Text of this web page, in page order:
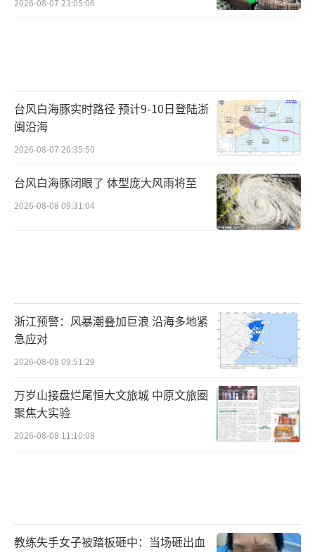
台风白海豚实时路径 预计9-10日登陆浙
闽沿海
2026-08-07 20:35:50
台风白海豚闭眼了 体型庞大风雨将至
2026-08-08 09:31:04
浙江预警：风暴潮叠加巨浪 沿海多地紧
急应对
2026-08-08 09:51:29
万岁山接盘烂尾恒大文旅城 中原文旅圈
聚焦大实验
2026-08-08 11:10:08
教练失手女子被踏板砸中：当场砸出血